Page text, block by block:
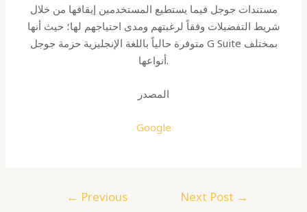
مستندات جوجل فيما يستطيع المستخدمين إيقافها من خلال
شريط التفضيلات وفقاً لرغبتهم ومدى احتياجهم لها؛ حيث أنها
متوفرة حالياً باللغة الإنجليزية حزمة جوجل G Suite بمختلف
أنواعها.
المصدر
Google
← Previous
Next Post →